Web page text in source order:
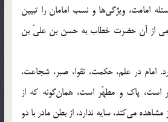
امامت، ویژگی‌ها و نسب امامان را تبیین
از آن حضرت خطاب به حسن بن علیّ بن
امام در علم، حکمت، تقوا، صبر، شجاعت،
است، پاک و مطهّر است، همان‌گونه که از
می‌کند، سایه ندارد، از بطن مادر با دو